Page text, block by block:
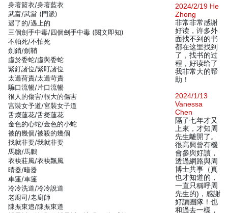
身著籃衣/身著藍衣
武富/武當 (門派)
遇了的/遇上的
三個劍手中毒/四個劍手中毒 (閱文即知)
不帕死/不怕死
劍銷/劍鞘
虛於委蛇/虛與委蛇
緊釘諸位/緊盯諸位
太過荷責/太過苛責
騙口流暢/片口流暢
很人的傷害/很大的傷害
宮裝女予道/宮裝女子道
舌燦蓮花/舌粲蓮花
金色的心蛇/金色的小蛇
被的幾個/被殺的幾個
找就非要/我就非要
馬膽/馬鵬
衣袂莊風/衣袂飄風
晴器/暗器
車蓬/車篷
冷冷洗道/冷冷說道
老廚司/老廚師
陳振東追/陳振東道
2024/2/19 He
Zhong
非常非常感谢
好读，许多外
面找不到的书
都在这里找到
了，找书的过
程，好读给了
我非常大的帮
助！
2024/1/13
Vanessa
Chen
隔了七年才又
上來，才知周
先生離開了。
很高興曾有機
會參與好讀，
透過網路與周
博士共事（真
也才知道的，
一直只稱呼周
先生的)，感謝
好讀團隊！也
和過去一樣，